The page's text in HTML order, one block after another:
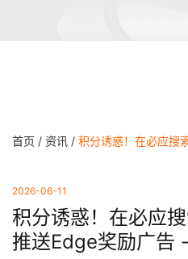
首页 / 资讯 /
2026-06-11
积分诱惑！在必应
推送Edge奖励广告